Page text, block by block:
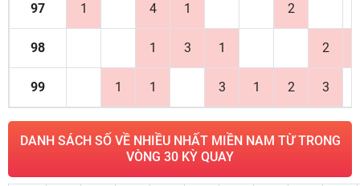
97 1 4 1 2
98 1 3 1 2
99 1 1 3 1 2 3
DANH SÁCH SỐ VỀ NHIỀU NHẤT MIỀN NAM TỪ TRONG
VÒNG 30 KỲ QUAY